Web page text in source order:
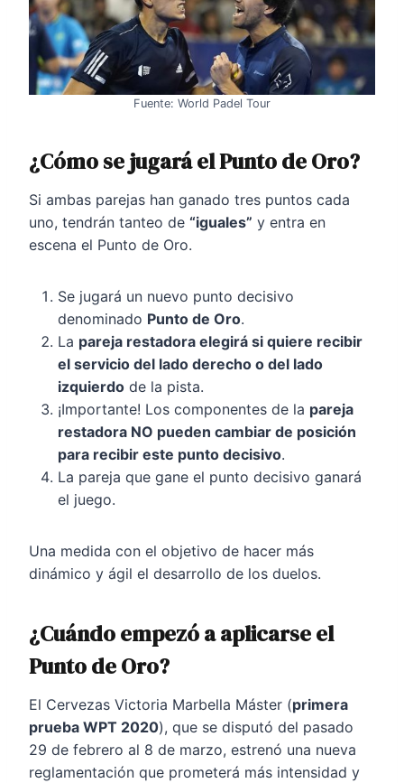
Fuente: World Padel Tour
¿Cómo se jugará el Punto de Oro?
Si ambas parejas han ganado tres puntos cada
uno, tendrán tanteo de “iguales” y entra en
escena el Punto de Oro.
Se jugará un nuevo punto decisivo
denominado Punto de Oro.
La pareja restadora elegirá si quiere recibir
el servicio del lado derecho o del lado
izquierdo de la pista.
¡Importante! Los componentes de la pareja
restadora NO pueden cambiar de posición
para recibir este punto decisivo.
La pareja que gane el punto decisivo ganará
el juego.
Una medida con el objetivo de hacer más
dinámico y ágil el desarrollo de los duelos.
¿Cuándo empezó a aplicarse el
Punto de Oro?
El Cervezas Victoria Marbella Máster (primera
prueba WPT 2020), que se disputó del pasado
29 de febrero al 8 de marzo, estrenó una nueva
reglamentación que prometerá más intensidad y